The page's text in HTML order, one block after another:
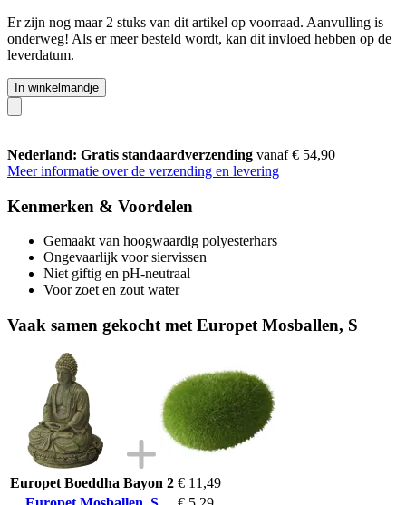
Er zijn nog maar 2 stuks van dit artikel op voorraad. Aanvulling is
onderweg! Als er meer besteld wordt, kan dit invloed hebben op de
leverdatum.
In winkelmandje
Nederland: Gratis standaardverzending vanaf € 54,90
Meer informatie over de verzending en levering
Kenmerken & Voordelen
Gemaakt van hoogwaardig polyesterhars
Ongevaarlijk voor siervissen
Niet giftig en pH-neutraal
Voor zoet en zout water
Vaak samen gekocht met Europet Mosballen, S
Europet Boeddha Bayon 2 € 11,49